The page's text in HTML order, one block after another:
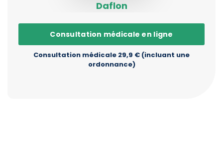
Daflon
Consultation médicale en ligne
Consultation médicale 29,9 € (incluant une
ordonnance)